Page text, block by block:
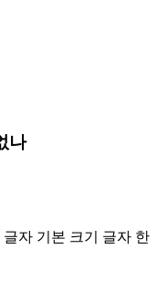
나
글자 기본 크기 글자 한